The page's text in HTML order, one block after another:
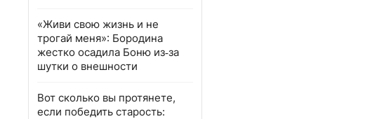
«Живи свою жизнь и не
трогай меня»: Бородина
жестко осадила Боню из‑за
шутки о внешности
Вот сколько вы протянете,
если победить старость: